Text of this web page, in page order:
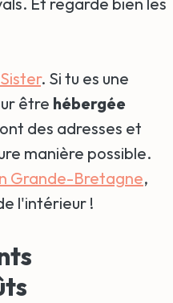
. Si tu es une
être hébergée
des adresses et
manière possible.
Grande-Bretagne,
l'intérieur !